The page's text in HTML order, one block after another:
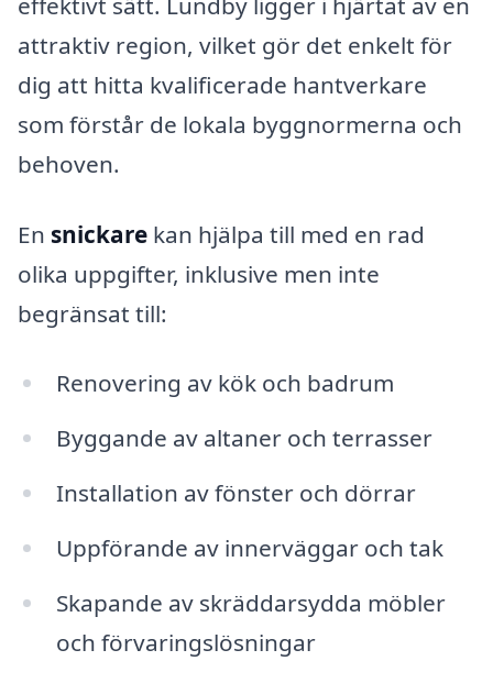
attraktiv region, vilket gör det enkelt för
dig att hitta kvalificerade hantverkare
som förstår de lokala byggnormerna och
behoven.
En snickare kan hjälpa till med en rad
olika uppgifter, inklusive men inte
begränsat till:
Renovering av kök och badrum
Byggande av altaner och terrasser
Installation av fönster och dörrar
Uppförande av innerväggar och tak
Skapande av skräddarsydda möbler
och förvaringslösningar